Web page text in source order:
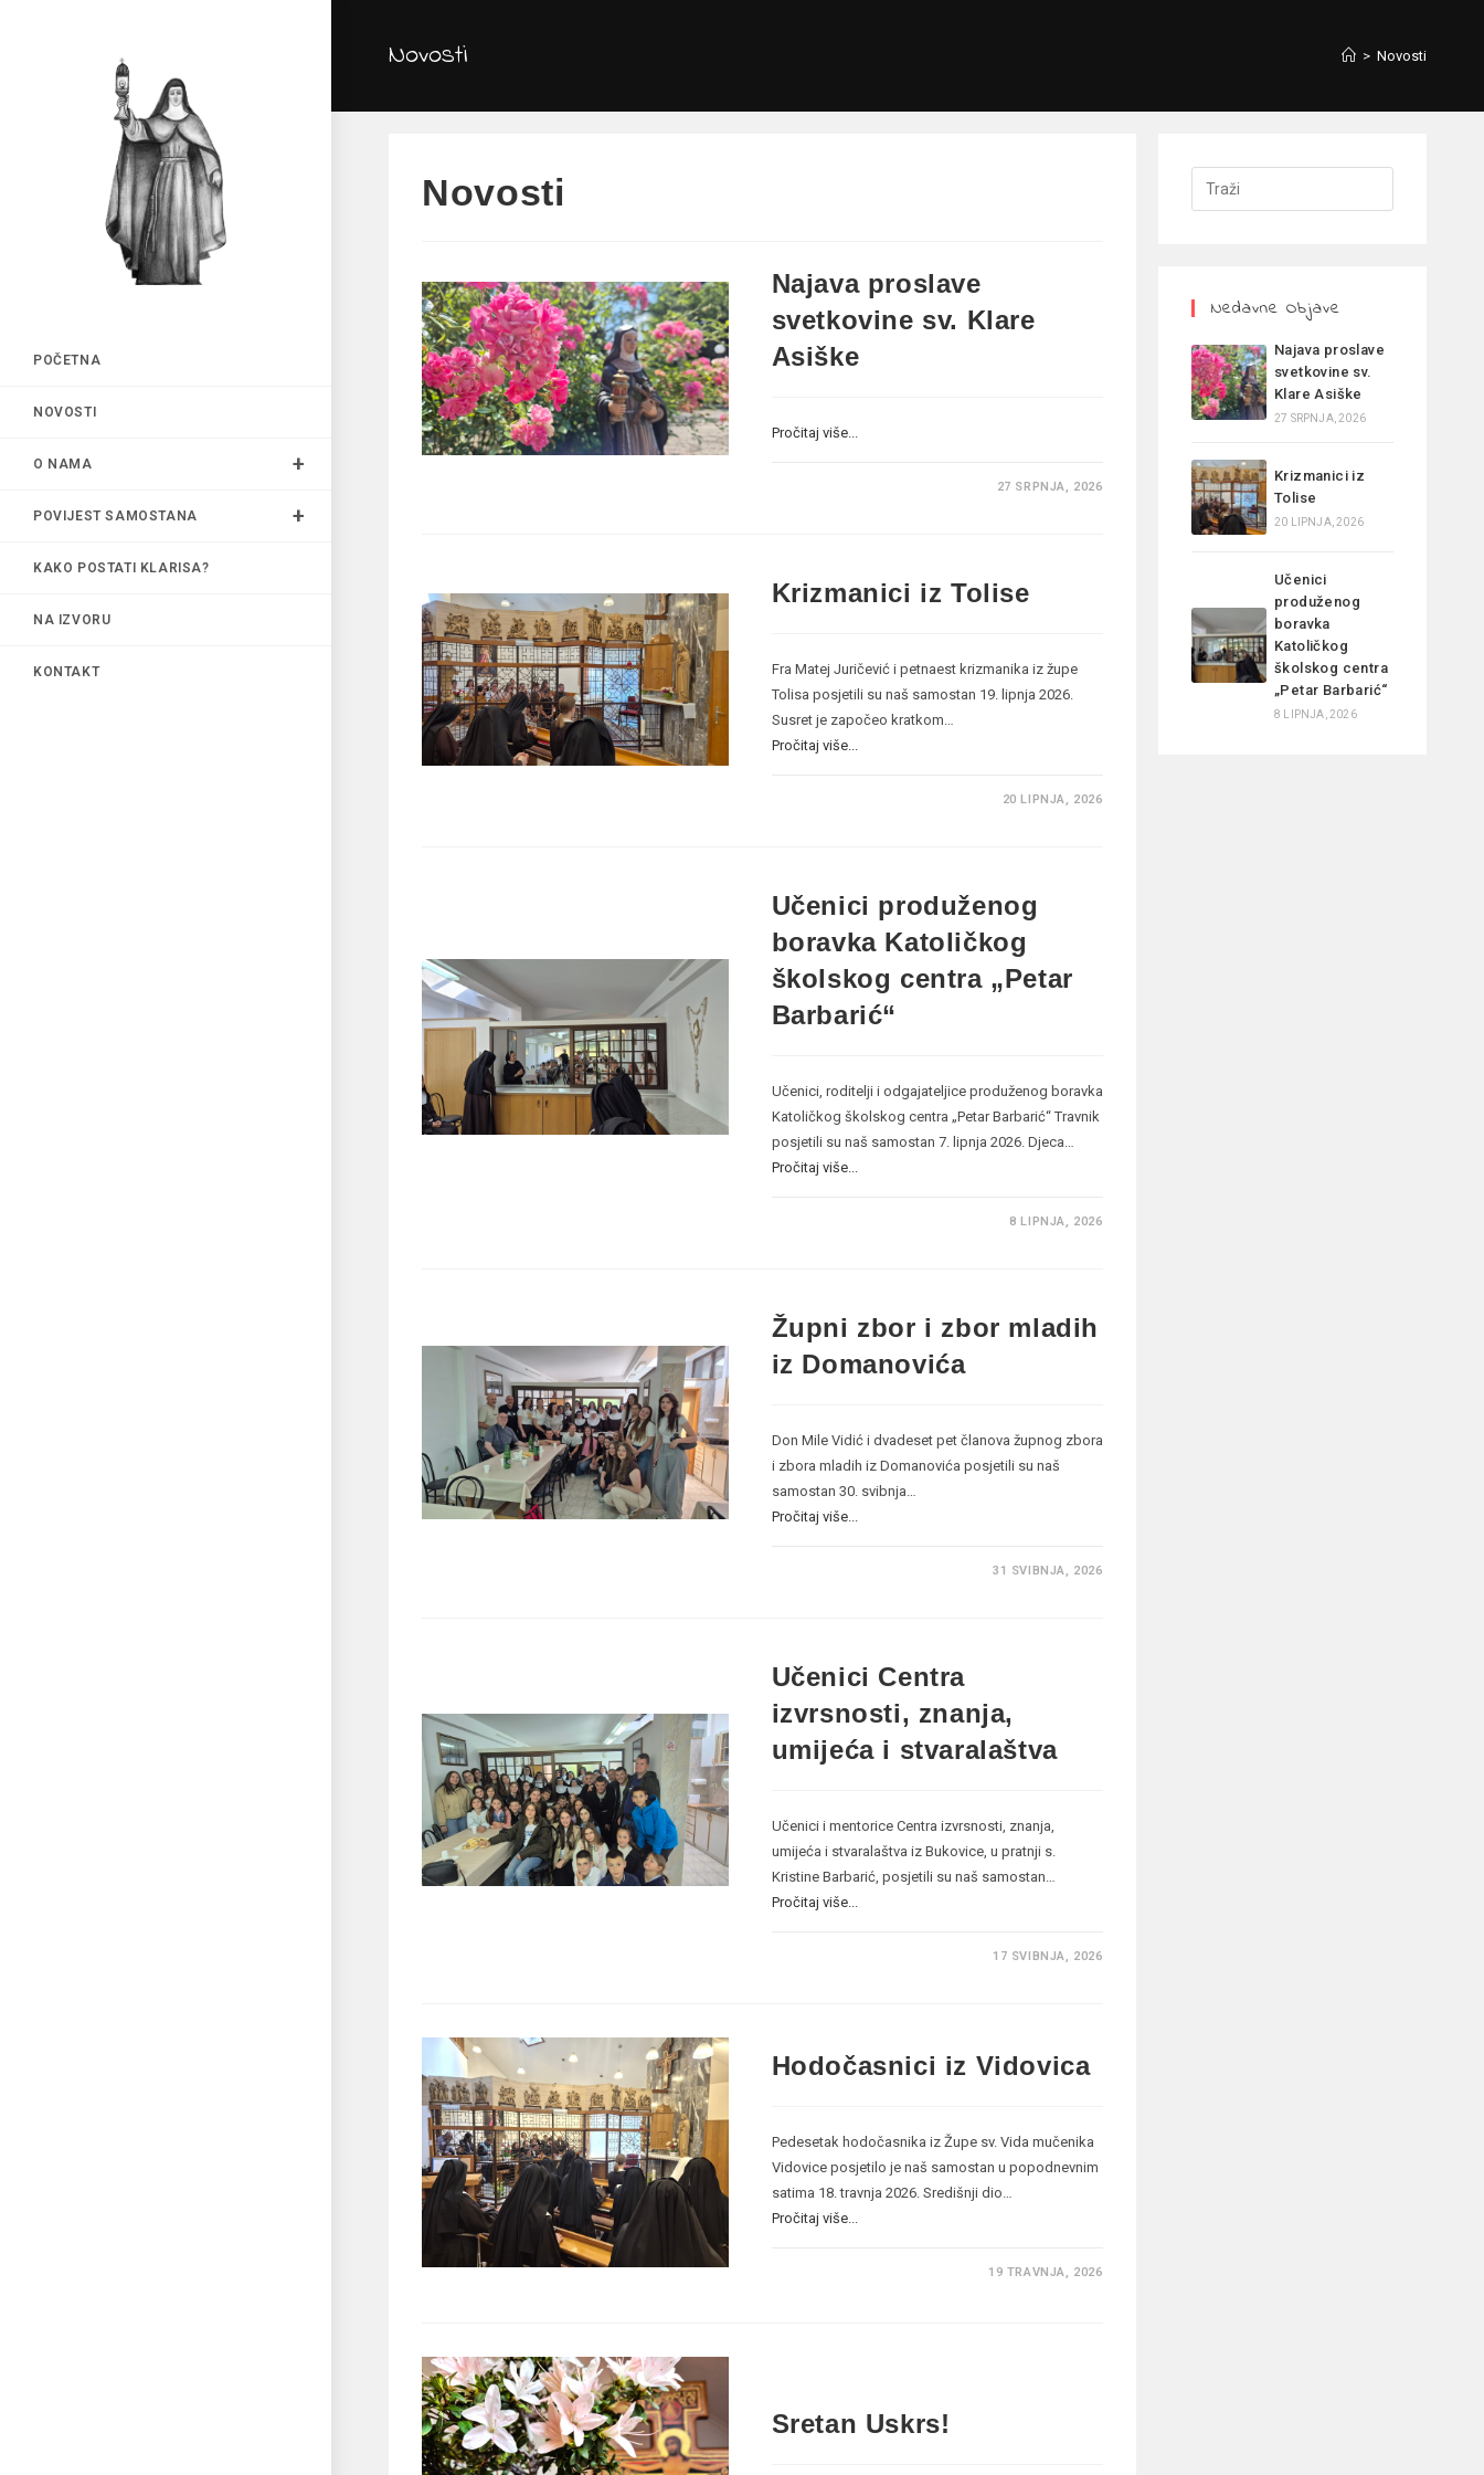
POČETNA
NOVOSTI
O NAMA
POVIJEST SAMOSTANA
KAKO POSTATI KLARISA?
NA IZVORU
KONTAKT
Novosti > Novosti
Novosti
Najava proslave
svetkovine sv. Klare
Asiške
Pročitaj više...
27 SRPNJA, 2026
Krizmanici iz Tolise
Fra Matej Juričević i petnaest krizmanika iz župe
Tolisa posjetili su naš samostan 19. lipnja 2026.
Susret je započeo kratkom…
Pročitaj više...
20 LIPNJA, 2026
Učenici produženog
boravka Katoličkog
školskog centra „Petar
Barbarić“
Učenici, roditelji i odgajateljice produženog boravka
Katoličkog školskog centra „Petar Barbarić“ Travnik
posjetili su naš samostan 7. lipnja 2026. Djeca…
Pročitaj više...
8 LIPNJA, 2026
Župni zbor i zbor mladih
iz Domanovića
Don Mile Vidić i dvadeset pet članova župnog zbora
i zbora mladih iz Domanovića posjetili su naš
samostan 30. svibnja…
Pročitaj više...
31 SVIBNJA, 2026
Učenici Centra
izvrsnosti, znanja,
umijeća i stvaralaštva
Učenici i mentorice Centra izvrsnosti, znanja,
umijeća i stvaralaštva iz Bukovice, u pratnji s.
Kristine Barbarić, posjetili su naš samostan…
Pročitaj više...
17 SVIBNJA, 2026
Hodočasnici iz Vidovica
Pedesetak hodočasnika iz Župe sv. Vida mučenika
Vidovice posjetilo je naš samostan u popodnevnim
satima 18. travnja 2026. Središnji dio…
Pročitaj više...
19 TRAVNJA, 2026
Sretan Uskrs!
Nedavne Objave
Najava proslave
svetkovine sv.
Klare Asiške
27 SRPNJA, 2026
Krizmanici iz
Tolise
20 LIPNJA, 2026
Učenici
produženog
boravka
Katoličkog
školskog centra
„Petar Barbarić“
8 LIPNJA, 2026